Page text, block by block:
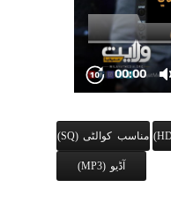
مناسب کوالٹی (SQ)
آڈیو (MP3)